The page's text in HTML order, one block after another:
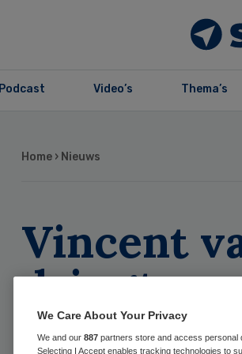
Podcast Video’s Thema’s
Home › Nieuws
Vincent
dringt
drastisch
We Care About Your Privacy
We and our 887 partners store and access personal
Selecting I Accept enables tracking technologies to